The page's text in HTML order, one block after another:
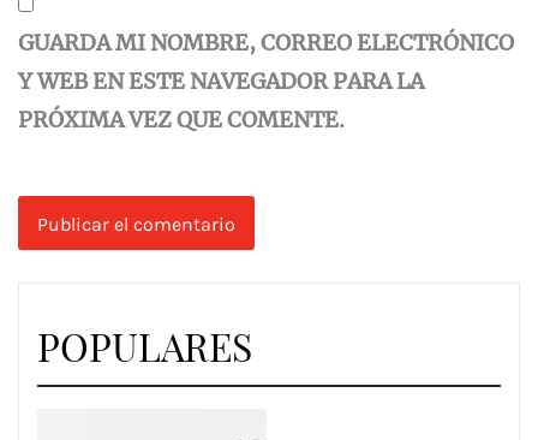
GUARDA MI NOMBRE, CORREO ELECTRÓNICO
Y WEB EN ESTE NAVEGADOR PARA LA
PRÓXIMA VEZ QUE COMENTE.
POPULARES